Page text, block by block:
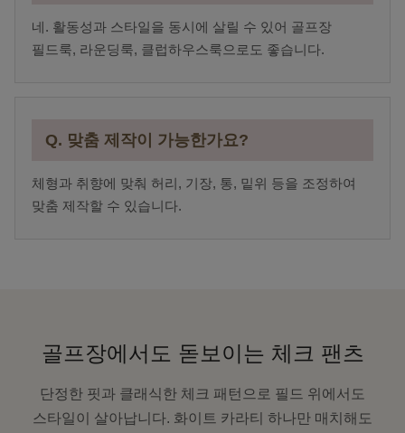
네. 활동성과 스타일을 동시에 살릴 수 있어 골프장
필드룩, 라운딩룩, 클럽하우스룩으로도 좋습니다.
Q. 맞춤 제작이 가능한가요?
체형과 취향에 맞춰 허리, 기장, 통, 밑위 등을 조정하여
맞춤 제작할 수 있습니다.
골프장에서도 돋보이는 체크 팬츠
단정한 핏과 클래식한 체크 패턴으로 필드 위에서도
스타일이 살아납니다. 화이트 카라티 하나만 매치해도